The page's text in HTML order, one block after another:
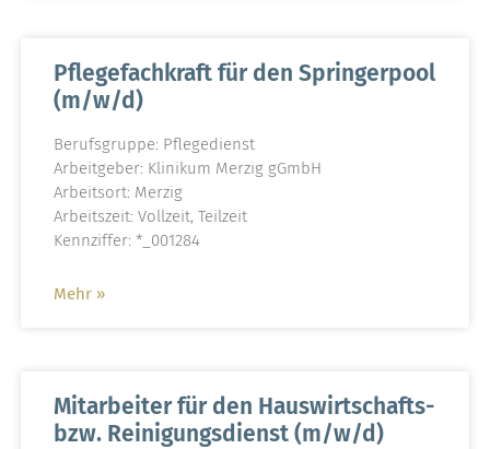
Pflegefachkraft für den Springerpool
(m/w/d)
Berufsgruppe: Pflegedienst
Arbeitgeber: Klinikum Merzig gGmbH
Arbeitsort: Merzig
Arbeitszeit: Vollzeit, Teilzeit
Kennziffer: *_001284
Mehr »
Mitarbeiter für den Hauswirtschafts-
bzw. Reinigungsdienst (m/w/d)